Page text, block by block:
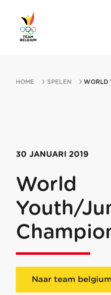
HOME SPELEN
30 JANUARI 2019
World
Youth/
Naar team